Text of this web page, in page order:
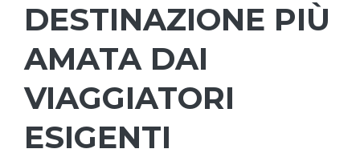
DESTINAZIONE PIÙ
AMATA DAI
VIAGGIATORI
ESIGENTI